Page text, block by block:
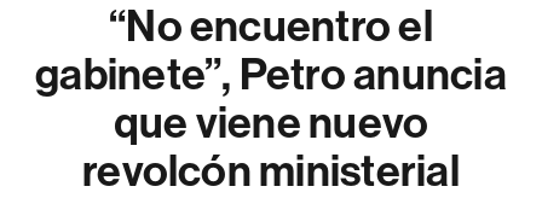
“No encuentro el
gabinete”, Petro anuncia
que viene nuevo
revolcón ministerial